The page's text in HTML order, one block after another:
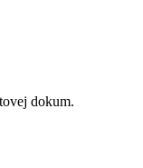
dokum.